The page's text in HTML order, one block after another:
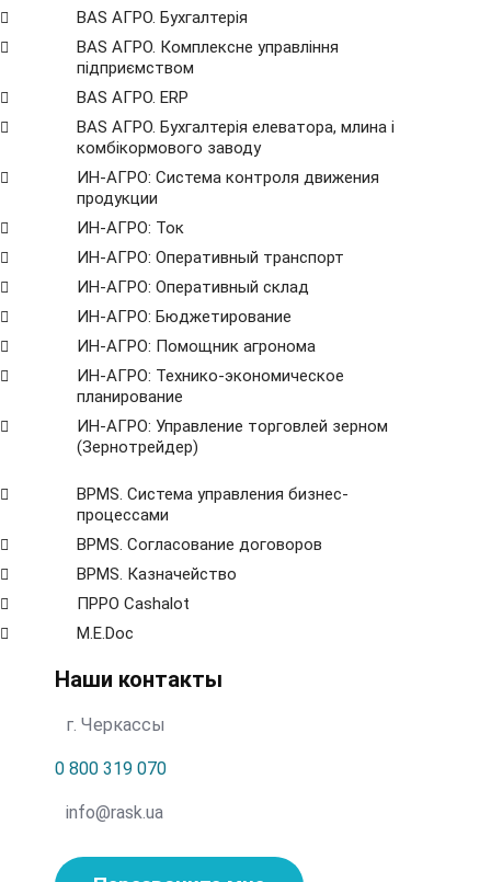
BAS АГРО. Бухгалтерія
BAS АГРО. Комплексне управління
підприємством
BAS АГРО. ERP
BAS АГРО. Бухгалтерія елеватора, млина і
комбікормового заводу
ИН-АГРО: Система контроля движения
продукции
ИН-АГРО: Ток
ИН-АГРО: Оперативный транспорт
ИН-АГРО: Оперативный склад
ИН-АГРО: Бюджетирование
ИН-АГРО: Помощник агронома
ИН-АГРО: Технико-экономическое
планирование
ИН-АГРО: Управление торговлей зерном
(Зернотрейдер)
ВРМS. Система управления бизнес-
процессами
BPMS. Согласование договоров
BPМS. Казначейство
ПРРО Cashalot
M.E.Doc
Наши контакты
г. Черкассы
0 800 319 070
info@rask.ua